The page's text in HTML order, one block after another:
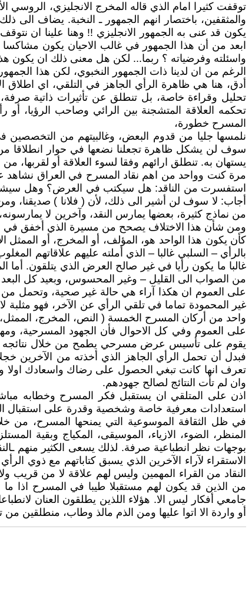
توقفت كثيرا امام الذي قاله المخرج الانجليزي، الروسي
والمثقفين، باختصار انهم الجمهور ـ النخبة. يضاف
يكون قد عنى به الجمهور الانجليزي !! وهنا علينا ان
ابعد من أن هذا الجمهور في غالب الاحيان يكون مشاكسا
واسئلته وفرضياته ؟ ربما... لكن هل معنى ذلك ان يكون
الرغم من ان لدينا ذات الجمهور النخبوي، لكن هذا
أدق، هنا هي ظاهرة الرأي الجاهز في التلقي، اي اطلاق
تحليل وقراءة خاصة، بل تنطلق عن تأثيرات ذاتية
تحكمه العلاقة المتشجنة بين الرائي وصاحب الرؤيا،
المسرح خطورة،
نلمسها جليا من قدوم البعض، وغالبيتهم من التخصصين
سوف لن يشكل ظاهرة تجعلنا نضعها في حوار انطلاقا
يستهان به. تنطلق ارائهم وفقا لسوء العلاقة أو لقربها، من
مرة كنت وواحد من اهم نقاد المسرح في العراق نشاهد
استفسرت من الناقد: هل سيكتب في العرض؟ وهل
أجاب: لا سوف لن أشير الى ذلك، لأن ( فلانا ) صديقنا،
من نماذج كثيرة، بعضها يمارس النقد، وآخرين لا
ومن شأن هذا الاختلاف يصحح من مسيرة الذي أخفق في
كأن يكون هذا الواحد هو، المؤلف، أو المخرج، أو
بالرأي – السلبي غالبا – الذي أملته عليهم علاقاتهم
غالبا ما يكون رأيا في غير صالح العرض الذي يتلقون.
من الصواب الى القليل – وغير المحسوس، وبعيد كل
على العموم ان هكذا آراء هي حالة غير صحية، وتحمل من
غير المحمودة تماما في تلقي الرأي عن الآخر، فهو
واحد من أركان المسرح الخمسة ( النص، المخرج،
على العموم وفي كل الاحوال فأن الجهود المسرحية،
يقوم على تأسيس عرض مسرحي يطمح من خلال نتائجه
فبدل أن تحمل الرأي الجاهز الذي أخذته من الآخرين
تعرف انها كانت تبغي الحصول على رضاك واسعادك اولا
وان لم تأت النتائج لصالح جهودهم.
اذن على المتلقي ان يستقبل فكر المسرح وخطابه
استعدادات معرفية خاصة وشخصية وقدرة على استقبال
في ظل الثقافة الموسوعية التي يمنحها المسرح، من
المنظر، الضوء، الازياء، الموسيقى، المكياج وبقية
بوجهات نظر انطباعية صرفة. لذلك يسعى الكثير منهم
الاستقراء لآراء الآخرين الذي يسبق كتاباتهم مع ذوي
النقاد من القراء المهمين وليس لهم علاقة لا من قريب
من الذين قد يكون لهم مستقبلا طيبا في المسرح اذا
جامعي أفكار ليس الا. هؤلاء اللذين يطلقون العنان
أو واردة الا اتوا عليها ومن الذم مالذ وطاب، منطلقين